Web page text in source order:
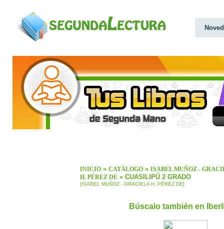
INICIO » CATÁLOGO » ISABEL MUÑOZ -
H. PÉREZ DE » CUASILIPÚ 2 GRADO
[ISABEL MUÑOZ - GRACIELA H. PÉREZ DE]
Búscalo también en